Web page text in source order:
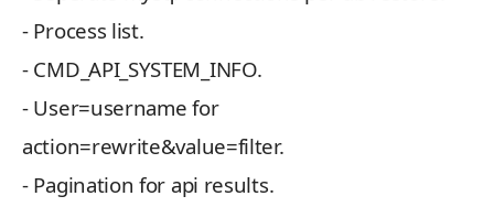
- Process list.
- CMD_API_SYSTEM_INFO.
- User=username for
action=rewrite&value=filter.
- Pagination for api results.